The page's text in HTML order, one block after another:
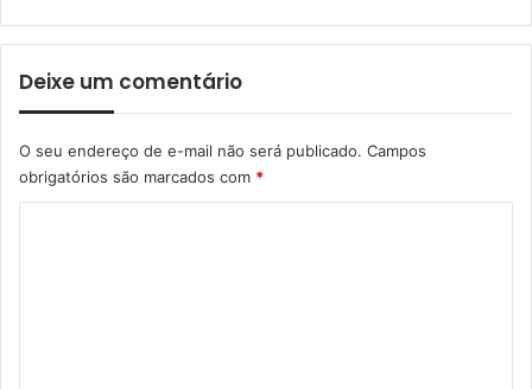
Deixe um comentário
O seu endereço de e-mail não será publicado. Campos
obrigatórios são marcados com *